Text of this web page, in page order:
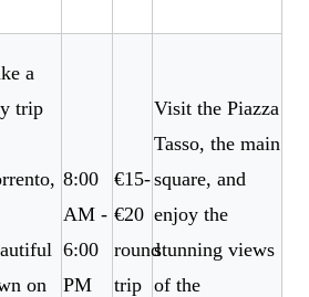
a
trip
on
8:00
AM -
6:00
PM
€15-
€20
round
trip
Visit the Piazza
Tasso, the main
square, and
enjoy the
stunning views
of the